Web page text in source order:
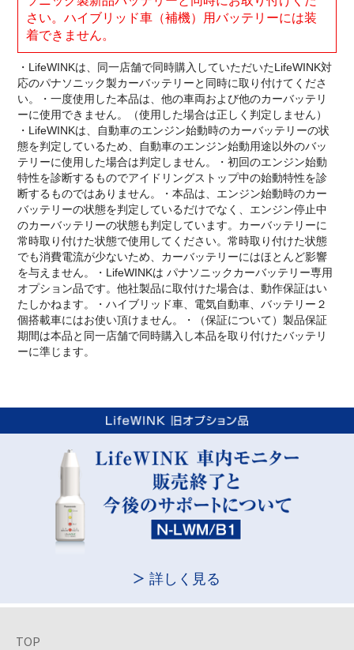
さい。ハイブリッド車（補機）用バッテリーには装
着できません。
・LifeWINKは、同一店舗で同時購入していただいたLifeWINK対
応のパナソニック製カーバッテリーと同時に取り付けてくださ
い。・一度使用した本品は、他の車両および他のカーバッテリ
ーに使用できません。（使用した場合は正しく判定しません）
・LifeWINKは、自動車のエンジン始動時のカーバッテリーの状
態を判定しているため、自動車のエンジン始動用途以外のバッ
テリーに使用した場合は判定しません。・初回のエンジン始動
特性を診断するものでアイドリングストップ中の始動特性を診
断するものではありません。・本品は、エンジン始動時のカー
バッテリーの状態を判定しているだけでなく、エンジン停止中
のカーバッテリーの状態も判定しています。カーバッテリーに
常時取り付けた状態で使用してください。常時取り付けた状態
でも消費電流が少ないため、カーバッテリーにはほとんど影響
を与えません。・LifeWINKは パナソニックカーバッテリー専用
オプション品です。他社製品に取付けた場合は、動作保証はい
たしかねます。・ハイブリッド車、電気自動車、バッテリー２
個搭載車にはお使い頂けません。・（保証について）製品保証
期間は本品と同一店舗で同時購入し本品を取り付けたバッテリ
ーに準じます。
詳しく見る
TOP